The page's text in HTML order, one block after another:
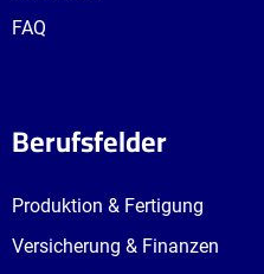
FAQ
Berufsfelder
Produktion & Fertigung
Versicherung & Finanzen